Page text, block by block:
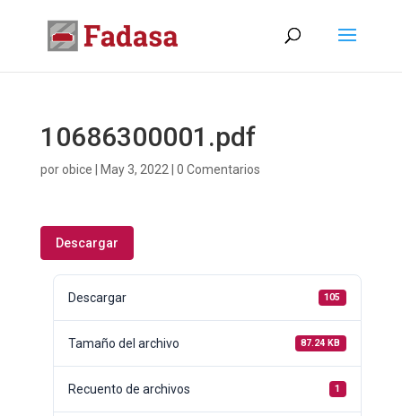
10686300001.pdf
porobice May 3, 2022 0 Comentarios
Descargar
Descargar 105
Tamaño del archivo 87.24 KB
Recuento de archivos 1